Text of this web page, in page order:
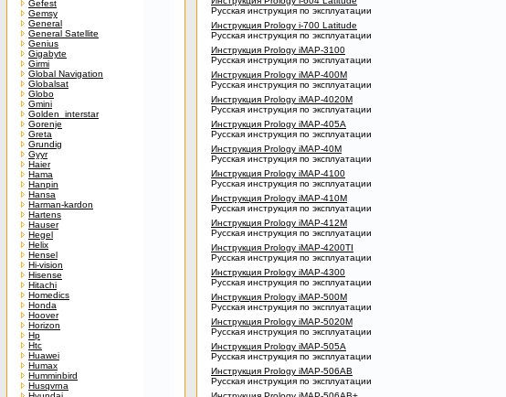
Gefest
Gemsy
General
General Satellite
Genius
Gigabyte
Girmi
Global Navigation
Globalsat
Globo
Gmini
Golden_interstar
Gorenje
Greta
Grundig
Gyyr
Haier
Hama
Hanpin
Hansa
Harman-kardon
Hartens
Hauser
Hegel
Helix
Hensel
Hi-vision
Hisense
Hitachi
Homedics
Honda
Hoover
Horizon
Hp
Htc
Huawei
Humax
Humminbird
Husqvrna
Русская инструкция по эксплуатации
Инструкция Prology i-700 Latitude
Русская инструкция по эксплуатации
Инструкция Prology iMAP-3100
Русская инструкция по эксплуатации
Инструкция Prology iMAP-400M
Русская инструкция по эксплуатации
Инструкция Prology iMAP-4020M
Русская инструкция по эксплуатации
Инструкция Prology iMAP-405A
Русская инструкция по эксплуатации
Инструкция Prology iMAP-40M
Русская инструкция по эксплуатации
Инструкция Prology iMAP-4100
Русская инструкция по эксплуатации
Инструкция Prology iMAP-410M
Русская инструкция по эксплуатации
Инструкция Prology iMAP-412M
Русская инструкция по эксплуатации
Инструкция Prology iMAP-4200TI
Русская инструкция по эксплуатации
Инструкция Prology iMAP-4300
Русская инструкция по эксплуатации
Инструкция Prology iMAP-500M
Русская инструкция по эксплуатации
Инструкция Prology iMAP-5020M
Русская инструкция по эксплуатации
Инструкция Prology iMAP-505A
Русская инструкция по эксплуатации
Инструкция Prology iMAP-506AB
Русская инструкция по эксплуатации